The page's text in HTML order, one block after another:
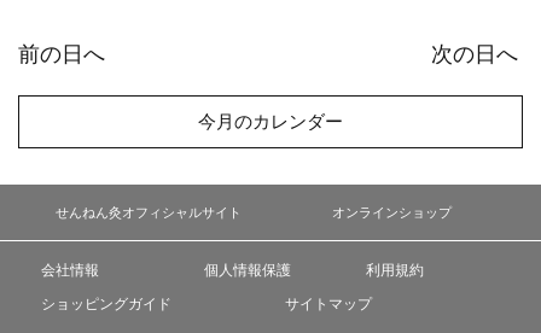
前の日へ 次の日へ
今月のカレンダー
せんねん灸オフィシャルサイト オンラインショップ
会社情報 個人情報保護
利用規約
ショッピングガイド
サイトマップ